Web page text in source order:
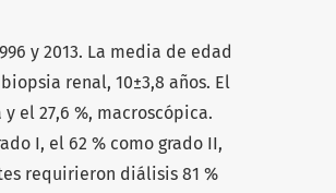
y 2013. La media de edad
renal, 10±3,8 años. El
el 27,6 %, macroscópica.
I, el 62 % como grado II,
requirieron diálisis 81 %